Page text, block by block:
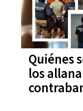
Quiénes
los